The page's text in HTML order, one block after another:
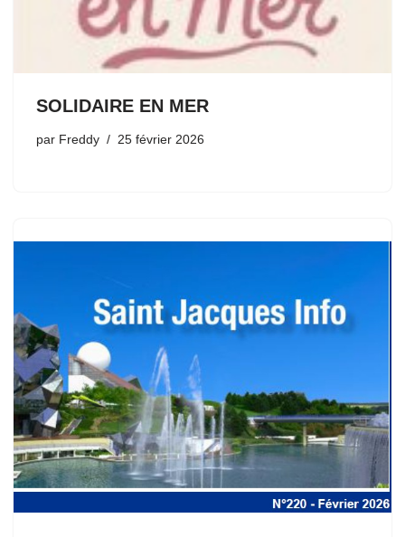
SOLIDAIRE EN MER
par Freddy 25 février 2026